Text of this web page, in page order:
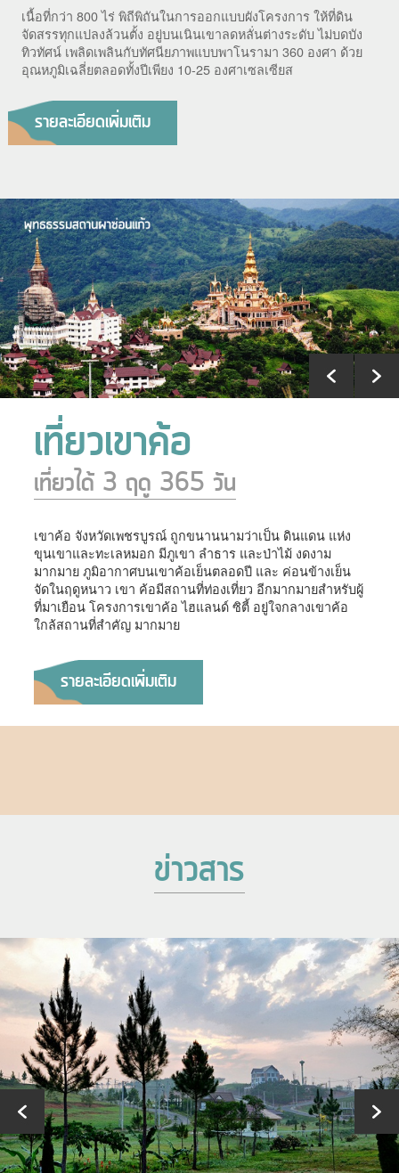
เนื้อที่กว่า 800 ไร่ พิถีพิถันในการออกแบบผังโครงการ ให้ที่ดิน
จัดสรรทุกแปลงล้วนตั้ง อยู่บนเนินเขาลดหลั่นต่างระดับ ไม่บดบัง
ทิวทัศน์ เพลิดเพลินกับทัศนียภาพแบบพาโนรามา 360 องศา ด้วย
อุณหภูมิเฉลี่ยตลอดทั้งปีเพียง 10-25 องศาเซลเซียส
รายละเอียดเพิ่มเติม
เที่ยวเขาค้อ
เที่ยวได้ 3 ฤดู 365 วัน
เขาค้อ จังหวัดเพชรบูรณ์ ถูกขนานนามว่าเป็น ดินแดน แห่ง
ขุนเขาและทะเลหมอก มีภูเขา ลำธาร และป่าไม้ งดงาม
มากมาย ภูมิอากาศบนเขาค้อเย็นตลอดปี และ ค่อนข้างเย็น
จัดในฤดูหนาว เขา ค้อมีสถานที่ท่องเที่ยว อีกมากมายสำหรับผู้
ที่มาเยือน โครงการเขาค้อ ไฮแลนด์ ซิตี้ อยู่ใจกลางเขาค้อ
ใกล้สถานที่สำคัญ มากมาย
รายละเอียดเพิ่มเติม
ข่าวสาร